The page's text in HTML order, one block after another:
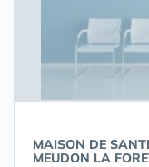
MAISON DE
MEUDON LA